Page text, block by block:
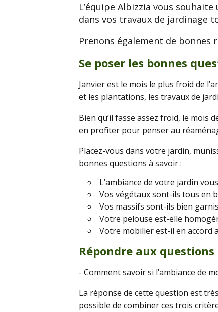
L’équipe Albizzia vous
dans vos travaux de jardinage
Prenons également de bonnes
Se poser les bonnes
Janvier est le mois le plus froid de
et les plantations, les travaux de
Bien qu’il fasse assez froid, le mois
en profiter pour penser au
Placez-vous dans votre jardin,
bonnes questions à savoir :
L’ambiance de votre jardin
Vos végétaux sont-ils tous en
Vos massifs sont-ils bien
Votre pelouse est-elle
Votre mobilier est-il en accord
Répondre aux questions
- Comment savoir si l’ambiance de
La réponse de cette question est
possible de combiner ces trois